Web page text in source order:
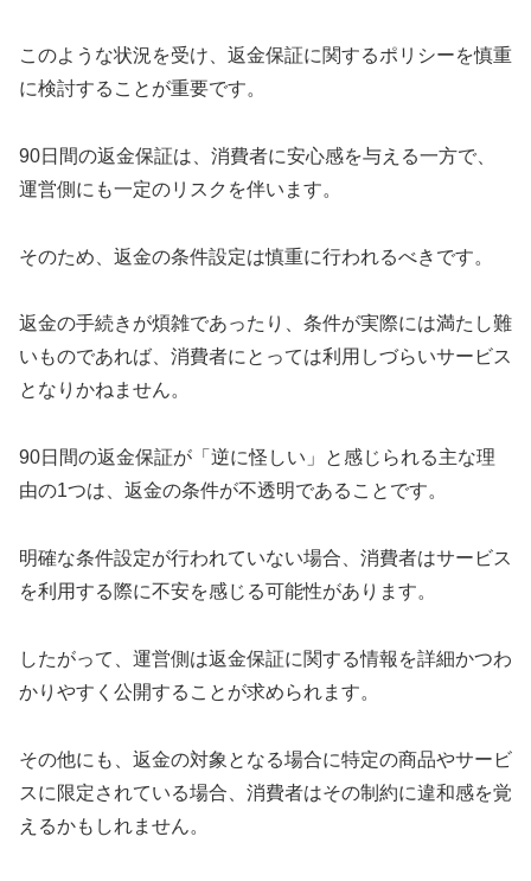
このような状況を受け、返金保証に関するポリシーを慎重
に検討することが重要です。
90日間の返金保証は、消費者に安心感を与える一方で、
運営側にも一定のリスクを伴います。
そのため、返金の条件設定は慎重に行われるべきです。
返金の手続きが煩雑であったり、条件が実際には満たし難
いものであれば、消費者にとっては利用しづらいサービス
となりかねません。
90日間の返金保証が「逆に怪しい」と感じられる主な理
由の1つは、返金の条件が不透明であることです。
明確な条件設定が行われていない場合、消費者はサービス
を利用する際に不安を感じる可能性があります。
したがって、運営側は返金保証に関する情報を詳細かつわ
かりやすく公開することが求められます。
その他にも、返金の対象となる場合に特定の商品やサービ
スに限定されている場合、消費者はその制約に違和感を覚
えるかもしれません。